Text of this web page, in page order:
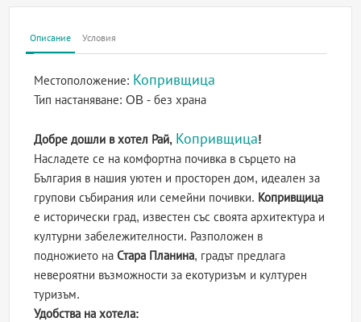
Описание Условия
Местоположение: Копривщица
Тип настаняване:OB - без храна
Добре дошли в хотел Рай, Копривщица!
Насладете се на комфортна почивка в сърцето на
България в нашия уютен и просторен дом, идеален за
групови събирания или семейни почивки. Копривщица
е исторически град, известен със своята архитектура и
културни забележителности. Разположен в
подножието наСтара Планина, градът предлага
невероятни възможности за екотуризъм и културен
туризъм.
Удобства на хотела: